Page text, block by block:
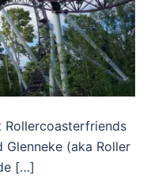
Glenneke (aka Roller
[…]